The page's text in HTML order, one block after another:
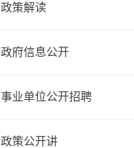
政策解读
政府信息公开
事业单位公开招聘
政策公开讲